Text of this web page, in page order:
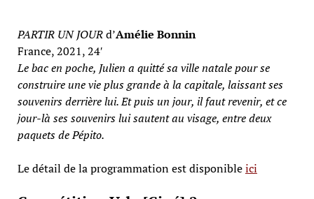
PARTIR UN JOURd’Amélie Bonnin
France, 2021, 24′
Le bac en poche, Julien a quitté sa ville natale pour se
construire une vie plus grande à la capitale, laissant ses
souvenirs derrière lui. Et puis un jour, il faut revenir, et ce
jour-là ses souvenirs lui sautent au visage, entre deux
paquets de Pépito.
Le détail de la programmation est disponibleici